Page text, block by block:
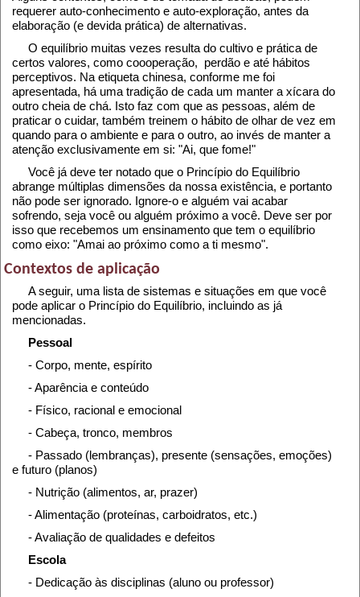
requerer auto-conhecimento e auto-exploração, antes da
elaboração (e devida prática) de alternativas.
O equilíbrio muitas vezes resulta do cultivo e prática de
certos valores, como coooperação, perdão e até hábitos
perceptivos. Na etiqueta chinesa, conforme me foi
apresentada, há uma tradição de cada um manter a xícara do
outro cheia de chá. Isto faz com que as pessoas, além de
praticar o cuidar, também treinem o hábito de olhar de vez em
quando para o ambiente e para o outro, ao invés de manter a
atenção exclusivamente em si: "Ai, que fome!"
Você já deve ter notado que o Princípio do Equilíbrio
abrange múltiplas dimensões da nossa existência, e portanto
não pode ser ignorado. Ignore-o e alguém vai acabar
sofrendo, seja você ou alguém próximo a você. Deve ser por
isso que recebemos um ensinamento que tem o equilíbrio
como eixo: "Amai ao próximo como a ti mesmo".
Contextos de aplicação
A seguir, uma lista de sistemas e situações em que você
pode aplicar o Princípio do Equilíbrio, incluindo as já
mencionadas.
Pessoal
- Corpo, mente, espírito
- Aparência e conteúdo
- Físico, racional e emocional
- Cabeça, tronco, membros
- Passado (lembranças), presente (sensações, emoções)
e futuro (planos)
- Nutrição (alimentos, ar, prazer)
- Alimentação (proteínas, carboidratos, etc.)
- Avaliação de qualidades e defeitos
Escola
- Dedicação às disciplinas (aluno ou professor)